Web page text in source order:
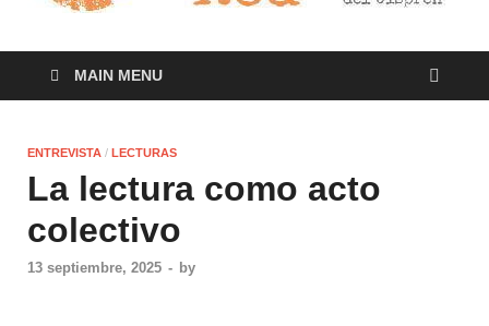
MAIN MENU
ENTREVISTA / LECTURAS
La lectura como acto
colectivo
13 septiembre, 2025 - by